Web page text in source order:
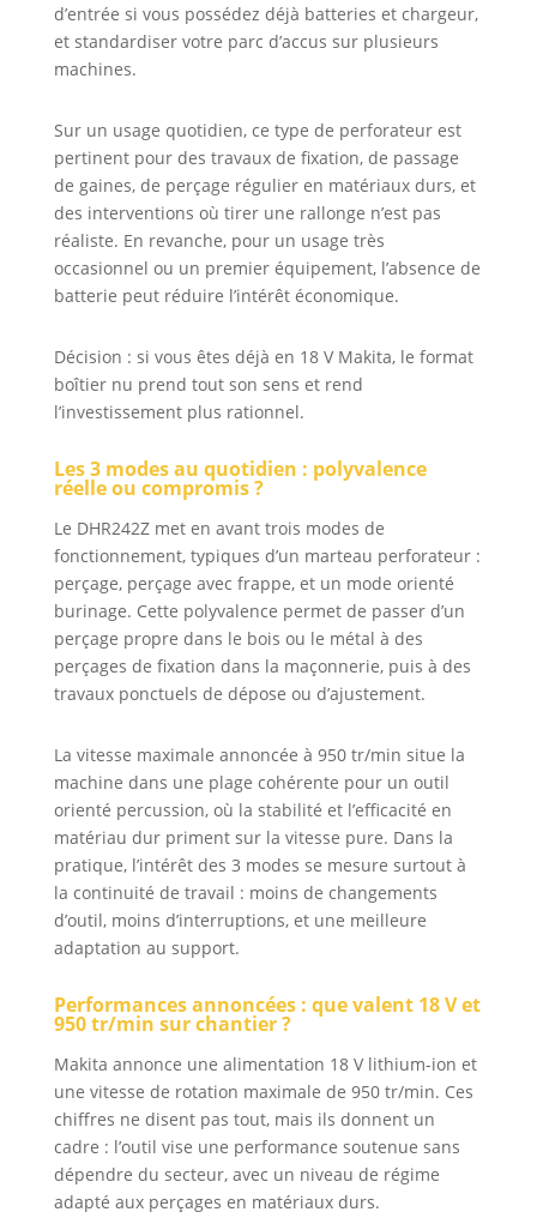
d’entrée si vous possédez déjà batteries et chargeur,
et standardiser votre parc d’accus sur plusieurs
machines.
Sur un usage quotidien, ce type de perforateur est
pertinent pour des travaux de fixation, de passage
de gaines, de perçage régulier en matériaux durs, et
des interventions où tirer une rallonge n’est pas
réaliste. En revanche, pour un usage très
occasionnel ou un premier équipement, l’absence de
batterie peut réduire l’intérêt économique.
Décision : si vous êtes déjà en 18 V Makita, le format
boîtier nu prend tout son sens et rend
l’investissement plus rationnel.
Les 3 modes au quotidien : polyvalence
réelle ou compromis ?
Le DHR242Z met en avant trois modes de
fonctionnement, typiques d’un marteau perforateur :
perçage, perçage avec frappe, et un mode orienté
burinage. Cette polyvalence permet de passer d’un
perçage propre dans le bois ou le métal à des
perçages de fixation dans la maçonnerie, puis à des
travaux ponctuels de dépose ou d’ajustement.
La vitesse maximale annoncée à 950 tr/min situe la
machine dans une plage cohérente pour un outil
orienté percussion, où la stabilité et l’efficacité en
matériau dur priment sur la vitesse pure. Dans la
pratique, l’intérêt des 3 modes se mesure surtout à
la continuité de travail : moins de changements
d’outil, moins d’interruptions, et une meilleure
adaptation au support.
Performances annoncées : que valent 18 V et
950 tr/min sur chantier ?
Makita annonce une alimentation 18 V lithium-ion et
une vitesse de rotation maximale de 950 tr/min. Ces
chiffres ne disent pas tout, mais ils donnent un
cadre : l’outil vise une performance soutenue sans
dépendre du secteur, avec un niveau de régime
adapté aux perçages en matériaux durs.